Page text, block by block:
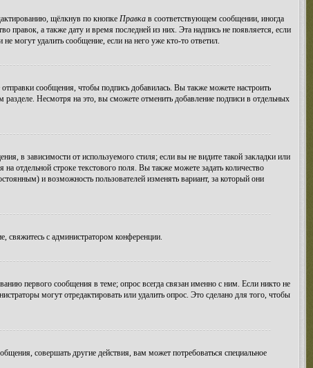
щёлкнув по кнопке Правка в соответствующем сообщении, иногда
правок, а также дату и время последней из них. Эта надпись не появляется, если
могут удалить сообщение, если на него уже кто-то ответил.
сообщения, чтобы подпись добавилась. Вы также можете настроить
Несмотря на это, вы сможете отменить добавление подписи в отдельных
в зависимости от используемого стиля; если вы не видите такой закладки или
отдельной строке текстового поля. Вы также можете задать количество
и возможность пользователей изменять вариант, за который они
свяжитесь с администратором конференции.
первого сообщения в теме; опрос всегда связан именно с ним. Если никто не
могут отредактировать или удалить опрос. Это сделано для того, чтобы
совершать другие действия, вам может потребоваться специальное